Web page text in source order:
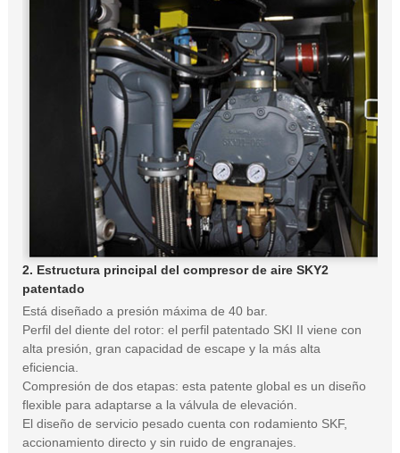
2. Estructura principal del compresor de aire SKY2
patentado
Está diseñado a presión máxima de 40 bar.
Perfil del diente del rotor: el perfil patentado SKI II viene con
alta presión, gran capacidad de escape y la más alta
eficiencia.
Compresión de dos etapas: esta patente global es un diseño
flexible para adaptarse a la válvula de elevación.
El diseño de servicio pesado cuenta con rodamiento SKF,
accionamiento directo y sin ruido de engranajes.